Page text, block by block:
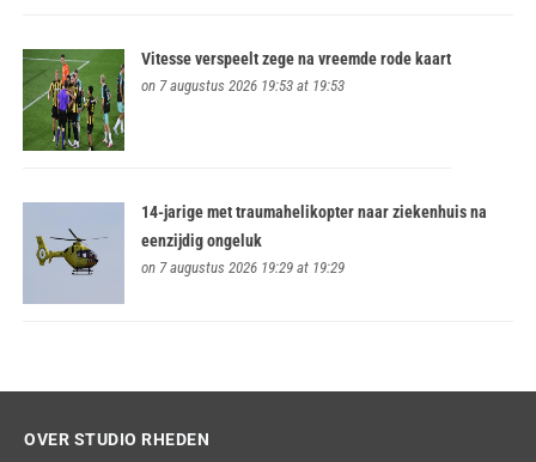
Vitesse verspeelt zege na vreemde rode kaart
on 7 augustus 2026 19:53 at 19:53
14-jarige met traumahelikopter naar ziekenhuis na
eenzijdig ongeluk
on 7 augustus 2026 19:29 at 19:29
OVER STUDIO RHEDEN